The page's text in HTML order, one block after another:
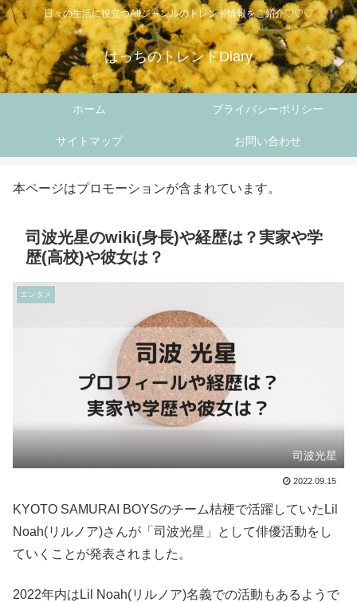
日々の生活に役立つAllジャンルのトレンド情報をご紹介♡♡♡
はっちのトレンドDiary
ホーム プライバシーポリシー
サイトマップ お問い合わせ
本ページはプロモーションが含まれています。
司波光星のwiki(身長)や経歴は？実家や学
歴(高校)や彼女は？
エンタメ
司波光星
2022.09.15
KYOTO SAMURAI BOYSのチーム桔梗で活躍していたLil
Noah(リルノア)さんが「司波光星」として俳優活動をし
ていくことが発表されました。
2022年内はLil Noah(リルノア)名義での活動もあるようで